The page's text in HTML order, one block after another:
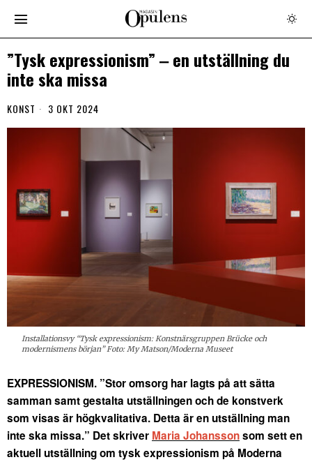
”Tysk expressionism” ‒ en utställning du
inte ska missa
KONST 3 OKT 2024
Installationsvy “Tysk expressionism: Konstnärsgruppen Brücke och
modernismens början” Foto: My Matson/Moderna Museet
EXPRESSIONISM. ”Stor omsorg har lagts på att sätta
samman samt gestalta utställningen och de konstverk
som visas är högkvalitativa. Detta är en utställning man
inte ska missa.” Det skriver Maria Johanssonsom sett en
aktuell utställning om tysk expressionism på Moderna